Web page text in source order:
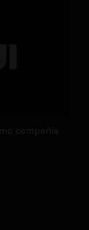
compañía